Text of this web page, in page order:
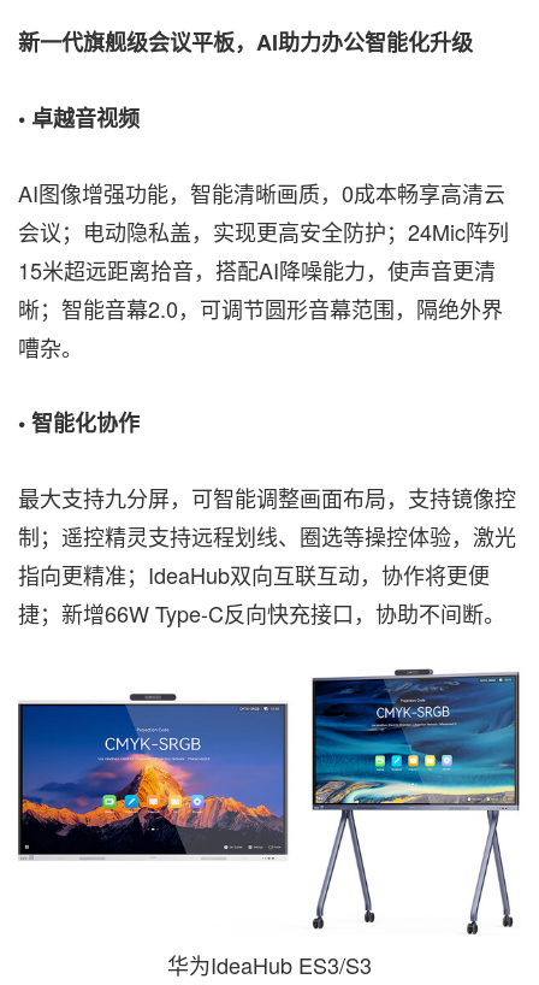
新一代旗舰级会议平板，AI助力办公智能化升级
• 卓越音视频
AI图像增强功能，智能清晰画质，0成本畅享高清云
会议；电动隐私盖，实现更高安全防护；24Mic阵列
15米超远距离拾音，搭配AI降噪能力，使声音更清
晰；智能音幕2.0，可调节圆形音幕范围，隔绝外界
嘈杂。
•智能化协作
最大支持九分屏，可智能调整画面布局，支持镜像控
制；遥控精灵支持远程划线、圈选等操控体验，激光
指向更精准；IdeaHub双向互联互动，协作将更便
捷；新增66W Type-C反向快充接口，协助不间断。
华为IdeaHub ES3/S3